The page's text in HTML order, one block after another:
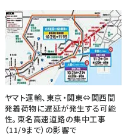
ヤマト運輸、東京・関東⇔関西間
発着荷物に遅延が発生する可能
性。東名高速道路の集中工事
（11/9まで）の影響で